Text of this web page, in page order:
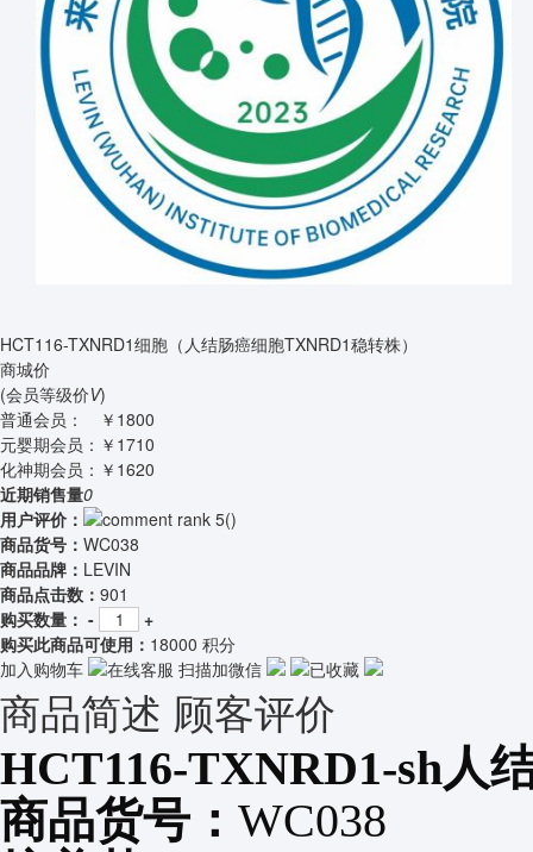
HCT116-TXNRD1细胞（人结肠癌细胞TXNRD1稳转株）
商城价
(会员等级价V)
普通会员：
￥1800
元婴期会员： ￥1710
化神期会员： ￥1620
近期销售量0
用户评价：
()
商品货号： WC038
商品品牌： LEVIN
商品点击数： 901
购买数量： -
+
购买此商品可使用： 18000 积分
加入购物车
在线客服 扫描加微信 已收藏
商品简述 顾客评价
HCT116-TXNRD1-sh人
商品货号： WC038